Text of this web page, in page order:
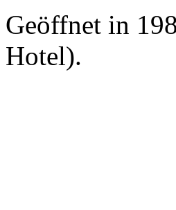
Geöffnet in
Hotel).